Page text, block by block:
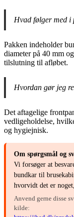
Hvad følger med i
Pakken indeholder
diameter på 40 mm
tilslutning til afløbet.
Hvordan gør jeg
Det aftagelige
vedligeholdelse,
og hygiejnisk.
Om spørgsmål og
Vi forsøger at
bundkar til
hvorvidt det er
Anvend gerne disse
kilde: